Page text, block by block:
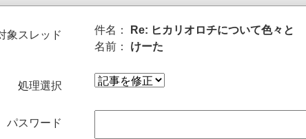
象スレッド 件名：
Re: ヒカリオロチについて色々と
名前： けーた
処理選択
パスワード